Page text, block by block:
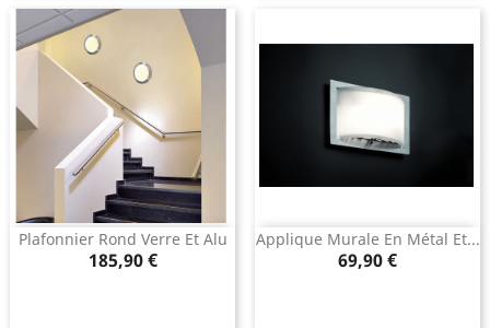
Plafonnier Rond Verre Et Alu
Prix
185,90 €
Applique Murale En Métal Et...
Prix
69,90 €